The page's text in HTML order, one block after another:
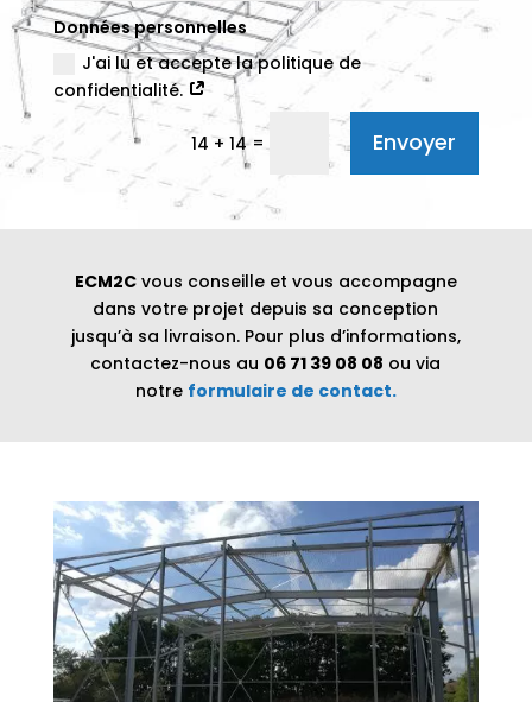
Données personnelles
J'ai lu et accepte la politique de
confidentialité.
14 + 14= Envoyer
Alternative:
ECM2Cvous conseille et vous accompagne
dans votre projet depuis sa conception
jusqu’à sa livraison. Pour plus d’informations,
contactez-nous au 06 71 39 08 08 ou via
notre formulaire de contact.